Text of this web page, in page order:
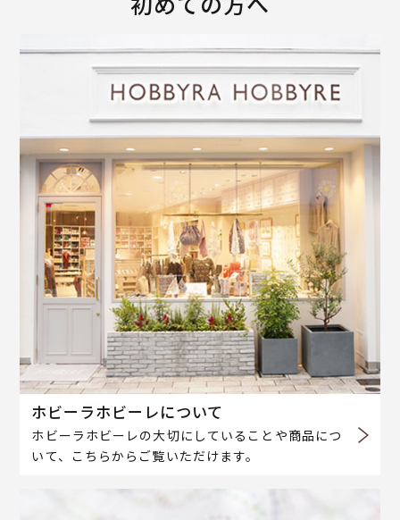
ホビーラホビーレについて
ホビーラホビーレの大切にしていることや商品につ
いて、こちらからご覧いただけます。